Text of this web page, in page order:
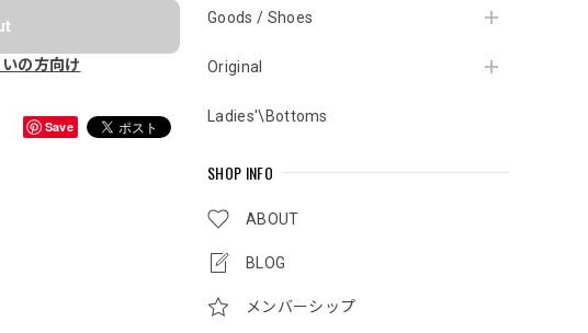
Goods / Shoes
Original
Ladies'\Bottoms
SHOP INFO
ABOUT
BLOG
メンバーシップ
の方向け
Save